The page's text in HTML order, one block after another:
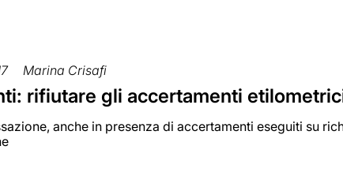
Marina Crisafi
rifiutare gli accertamenti
anche in presenza di accertamenti eseguiti su